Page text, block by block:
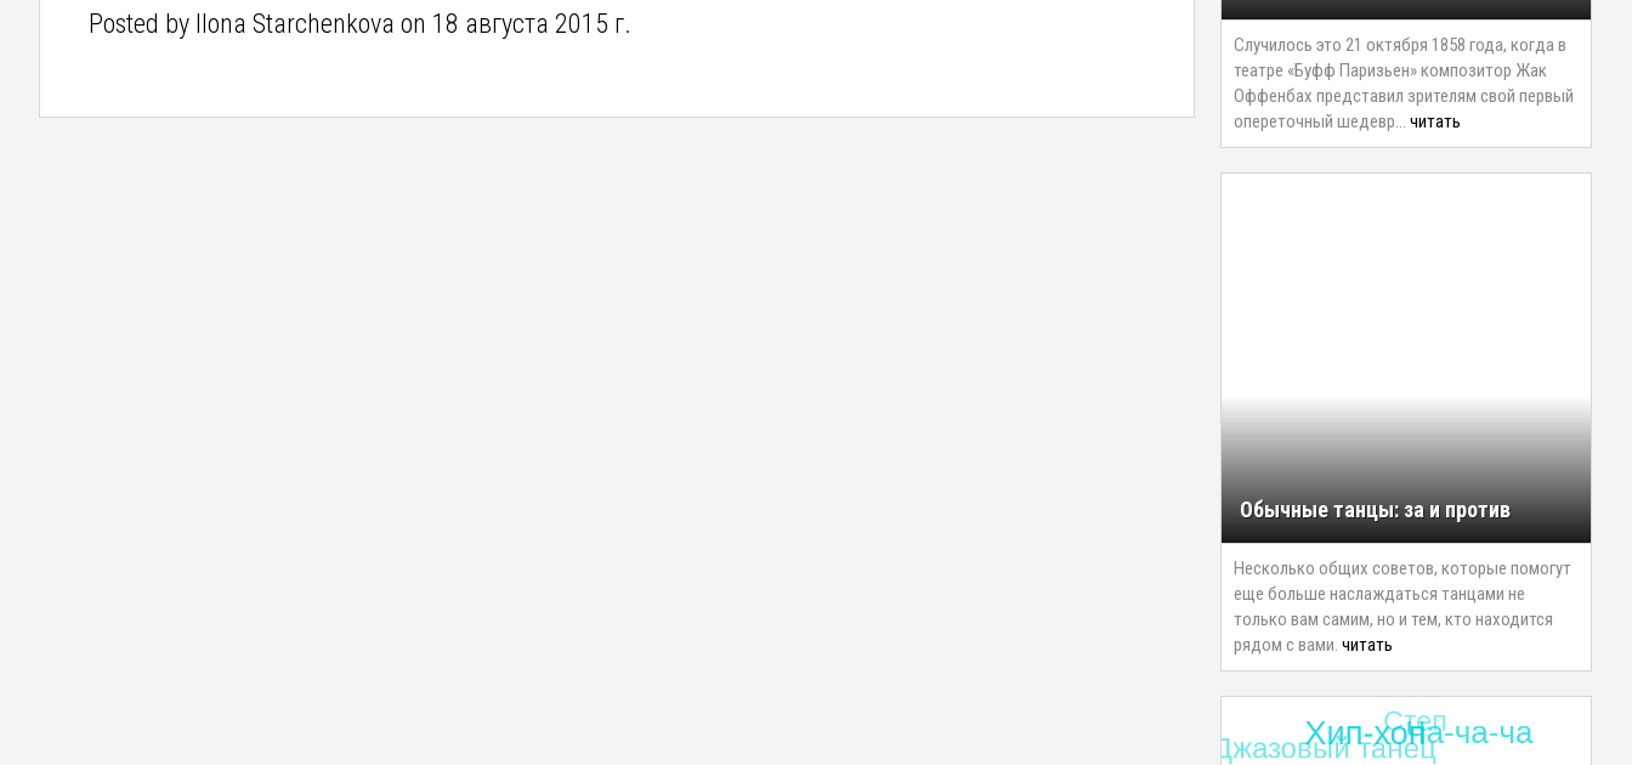
Posted by Ilona Starchenkova on 18 августа 2015 г.
Случилось это 21 октября 1858 года, когда в
театре «Буфф Паризьен» композитор Жак
Оффенбах представил зрителям свой первый
опереточный шедевр… читать
Обычные танцы: за и против
Несколько общих советов, которые помогут
еще больше наслаждаться танцами не
только вам самим, но и тем, кто находится
рядом с вами. читать